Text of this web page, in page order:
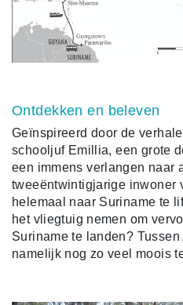
Ontdekken en beleven
Geïnspireerd door de
schooljuf Emillia, een grote
een immens verlangen naar
tweeëntwintigjarige inwoner
helemaal naar Suriname te
het vliegtuig nemen om
Suriname te landen?
namelijk nog zo veel moois